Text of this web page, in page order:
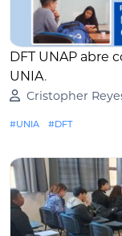
DFT UNAP abre
UNIA.
Cristopher
#UNIA #DFT